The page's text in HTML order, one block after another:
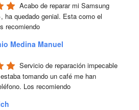
Acabo de reparar mi Samsung
ha quedado genial. Esta como el
recomiendo
Medina Manuel
Servicio de reparación impecable
tomando un café me han
Los recomiendo